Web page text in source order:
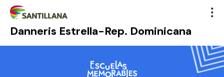
Danneris Estrella-Rep. Dominicana